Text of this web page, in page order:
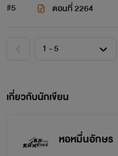
#5 ตอนที่ 2264
เกี่ยวกับนักเขียน
หอหมื่นอักษร